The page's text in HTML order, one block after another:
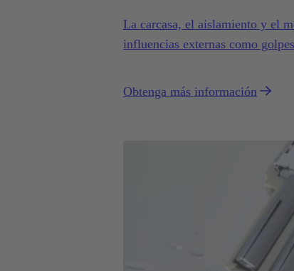
La carcasa, el aislamiento y el
influencias externas como
Obtenga más información